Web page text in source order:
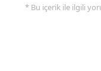
* Bu içerik ile ilgili